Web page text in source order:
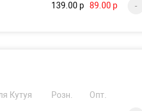
139.00 р 89.00 р -
Кутуя Розн. Опт.